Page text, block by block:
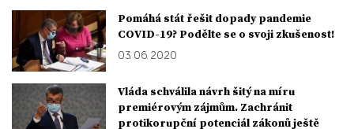
Pomáhá stát řešit dopady pandemie
COVID-19? Podělte se o svoji zkušenost!
03. 06. 2020
Vláda schválila návrh šitý na míru
premiérovým zájmům. Zachránit
protikorupční potenciál zákonů ještě